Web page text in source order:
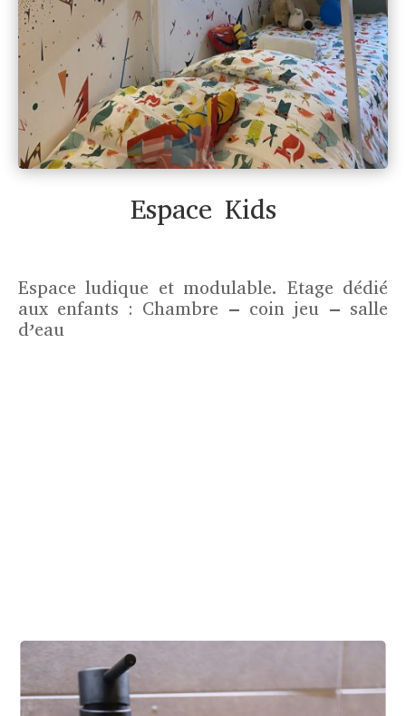
Espace Kids
Espace ludique et modulable. Etage dédié
aux enfants : Chambre – coin jeu – salle
d’eau